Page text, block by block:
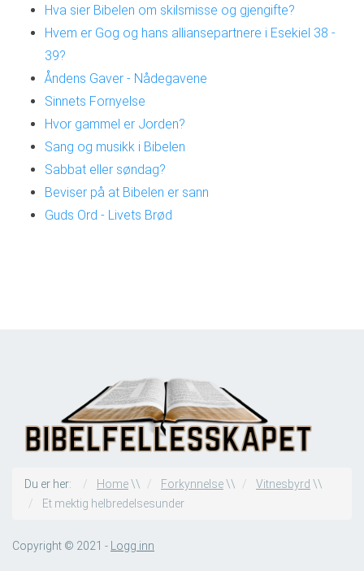
Hva sier Bibelen om skilsmisse og gjengifte?
Hvem er Gog og hans alliansepartnere i Esekiel 38 -
39?
Åndens Gaver - Nådegavene
Sinnets Fornyelse
Hvor gammel er Jorden?
Sang og musikk i Bibelen
Sabbat eller søndag?
Beviser på at Bibelen er sann
Guds Ord - Livets Brød
Du er her: Home\\ Forkynnelse\\ Vitnesbyrd \\
Et mektig helbredelsesunder
Copyright © 2021 - Logg inn